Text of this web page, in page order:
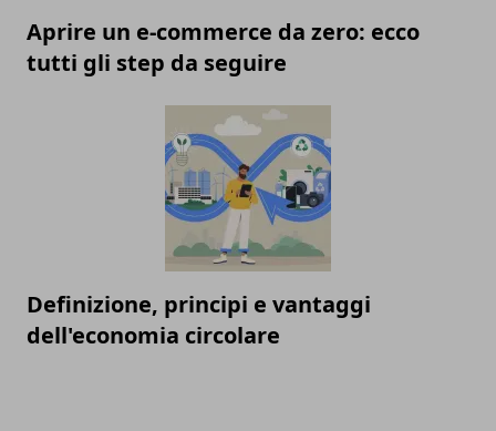
Aprire un e-commerce da zero: ecco
tutti gli step da seguire
Definizione, principi e vantaggi
dell'economia circolare